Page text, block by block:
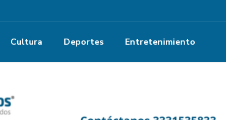
Cultura Deportes Entretenimiento